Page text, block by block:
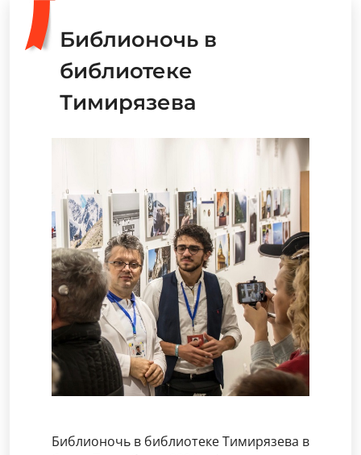
Библионочь в
библиотеке
Тимирязева
Библионочь в библиотеке Тимирязева в